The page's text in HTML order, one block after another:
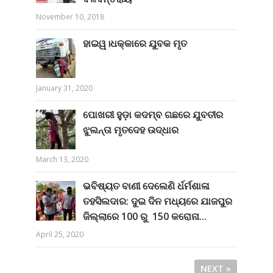
November 10, 2018
ହାଇୱ।ଧକ୍କାରେ ଯୁବକ ମୃତ
January 31, 2020
ପୋଖରୀ ହୁଡ଼ା କଦମ୍ବ ଗଛରେ ଯୁବତୀର
ଝୁଲନ୍ତା ମୃତଦେହ ଉଦ୍ଧାର
March 13, 2020
ଭବିଷ୍ୟତ ବାଣୀ ଦେଲେଣି ର୍ଧର୍ମଶାଳା
ତହସିଲଦାର: ଦୁଇ ଦିନ ମଧ୍ୟରେ ଯାଜପୁର
ଜିଲ୍ଲାରେ 100 ରୁ 150 କରୋନା...
April 25, 2020
NEXT »